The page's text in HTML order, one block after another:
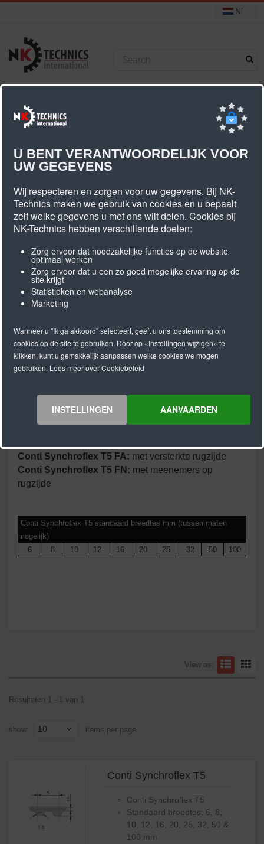
Nl
+31 (0) 314 393751
Conti Synchroflex T5
CONTI® SYNCHROFLEX T5 tandriemen (SFX)
T5 / T5-DL
Standaard T-profiel volgens DIN 7721 met metrische
Leverbare uitvoeringen Conti Synchroflex T5:
Enkelzijdig vertand (standaard)
Met "E" trekkoord voor een betere buigzaamheid
Speciale polyurethaanmaterialen op aanvraag
Antistatisch, ingekleurd of mechanisch
nabewerkt
Conti Synchroflex T5 FA: met versterkte rugzijde
Conti Synchroflex T5 FN: met meenemers op
rugzijde
Conti Synchroflex T5 standaard breedtes mm (tussen maten
mogelijk)
6
8 10 12 16 20 25 32 50 100
View as:
Resultaten 1 - 1 van 1
show: 10 items per page
Conti Synchroflex T5
Conti Synchroflex T5
Standaard breedtes: 6, 8,
10, 12, 16, 20, 25, 32, 50 &
100 mm
U BENT VERANTWOORDELIJK VOOR
UW GEGEVENS
Wij respecteren en zorgen voor uw gegevens. Bij NK-
Technics maken we gebruik van cookies en u bepaalt
zelf welke gegevens u met ons wilt delen. Cookies bij
NK-Technics hebben verschillende doelen:
Zorg ervoor dat noodzakelijke functies op de website
optimaal werken
Zorg ervoor dat u een zo goed mogelijke ervaring op de
site krijgt
Statistieken en webanalyse
Marketing
Wanneer u "Ik ga akkoord" selecteert, geeft u ons toestemming om
cookies op de site te gebruiken. Door op «Instellingen wijzigen» te
klikken, kunt u gemakkelijk aanpassen welke cookies we mogen
gebruiken. Lees meer over Cookiebeleid
AANVAARDEN
INSTELLINGEN